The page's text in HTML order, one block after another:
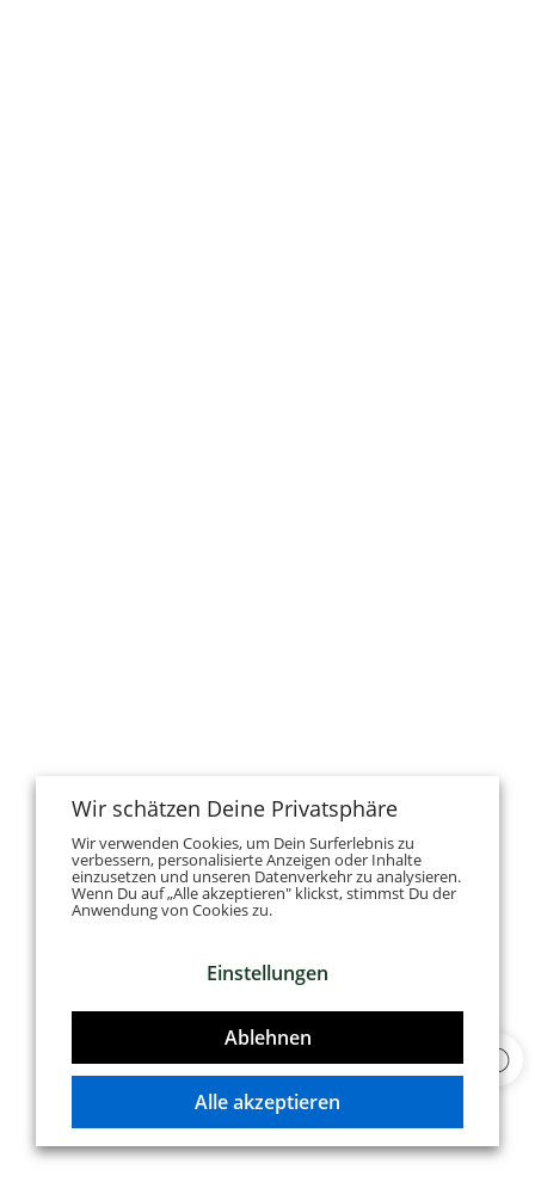
Wir schätzen Deine Privatsphäre
Wir verwenden Cookies, um Dein Surferlebnis zu
verbessern, personalisierte Anzeigen oder Inhalte
einzusetzen und unseren Datenverkehr zu analysieren.
Wenn Du auf „Alle akzeptieren" klickst, stimmst Du der
Anwendung von Cookies zu.
Einstellungen
Ablehnen
Alle akzeptieren